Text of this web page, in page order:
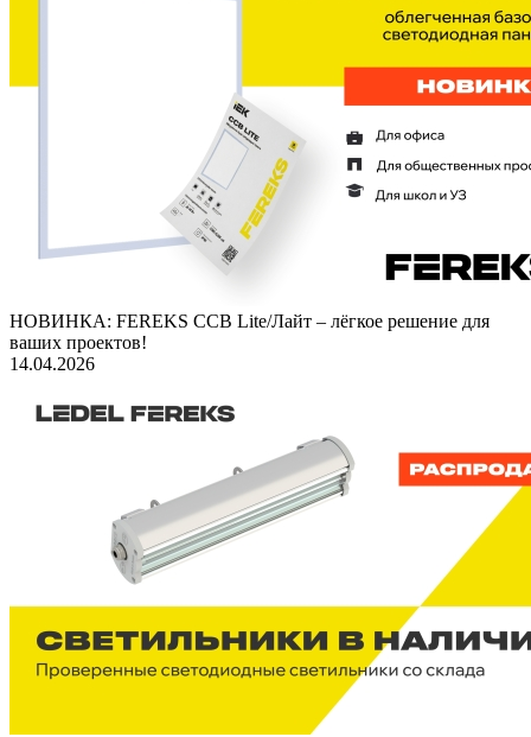
НОВИНКА: FEREKS ССВ Lite/Лайт – лёгкое решение для
ваших проектов!
14.04.2026